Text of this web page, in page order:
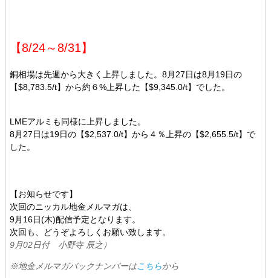
【8/24～8/31】
銅相場は先週から大きく上昇しました。8月27日は8月19日の
【$8,783.5/t】から約６%上昇した【$9,345.0/t】でした。
LMEアルミも同様に上昇しました。
8月27日は19日の【$2,537.0/t】から４％上昇の【$2,655.5/t】で
した。
【お知らせです】
次回のニッカル地金メルマガは、
9月16日(木)配信予定となります。
次回も、どうぞよろしくお願い致します。
9月02日付 小野寺 辰之）
※地金メルマガバックナンバーはこちらから